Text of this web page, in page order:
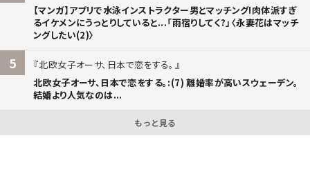
【マンガ】アプリで水泳インストラクター男とマッチング!肉体派すぎ
るイケメンにうっとりしていると...「雨宿りしてく?」〈永妻花はマッチ
ングしたい(2)〉
5
北欧女子オーサ、日本で恋をする。
北欧女子オーサ、日本で恋をする。:(7) 離婚率が高いスウェーデン。
結婚より人気なのは...
もっと見る